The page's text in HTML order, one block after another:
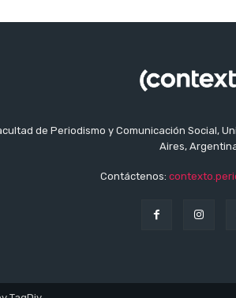
de Periodismo y Comunicación Social,
Aires,
Contáctenos: